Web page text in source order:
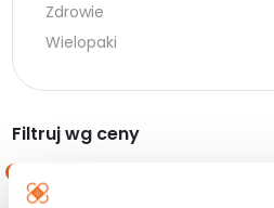
Zdrowie
Wielopaki
Filtruj wg ceny